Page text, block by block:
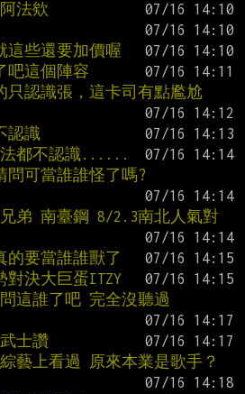
法欸
些還要加價喔
這個陣容
認識張，這卡司有點尷尬
認識
都不認識......
問可當誰誰怪了嗎?
弟 南臺鋼 8/2.3南北人氣對
的要當誰誰獸了
對決大巨蛋ITZY
這誰了吧 完全沒聽過
士讚
藝上看過 原來本業是歌手？